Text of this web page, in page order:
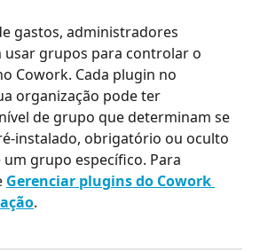
gastos, administradores
usar grupos para controlar o
Cowork. Cada plugin no
organização pode ter
de grupo que determinam se
instalado, obrigatório ou oculto
grupo específico. Para
Gerenciar plugins do Cowork
.